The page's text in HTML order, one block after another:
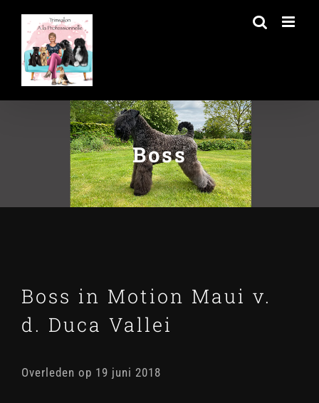
inhoud
Boss
Boss in Motion Maui v.
d. Duca Vallei
Overleden op 19 juni 2018